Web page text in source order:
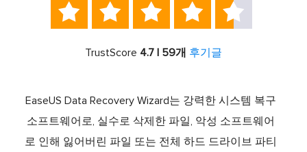
    
TrustScore 4.7 | 59개 후기글
EaseUS Data Recovery Wizard는 강력한 시스템 복구
소프트웨어로, 실수로 삭제한 파일, 악성 소프트웨어
로 인해 잃어버린 파일 또는 전체 하드 드라이브 파티